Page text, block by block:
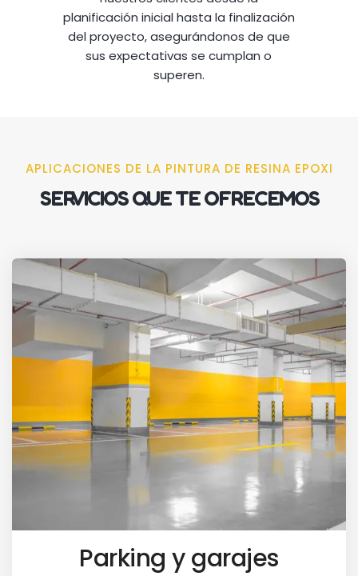
planificación inicial hasta la finalización
del proyecto, asegurándonos de que
sus expectativas se cumplan o
superen.
APLICACIONES DE LA PINTURA DE RESINA EPOXI
SERVICIOS QUE TE OFRECEMOS
Parking y garajes